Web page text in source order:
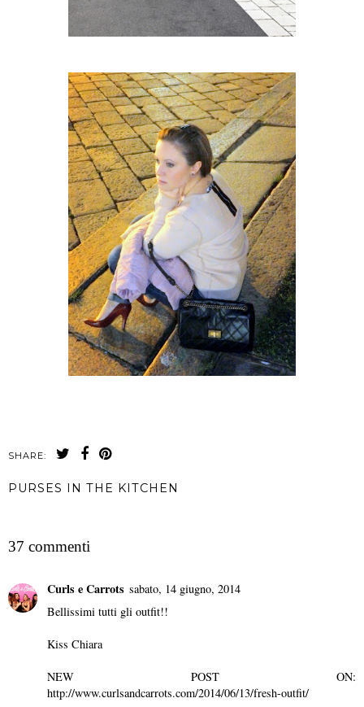
SHARE:
PURSES IN THE KITCHEN
37 commenti
Curls e Carrots sabato, 14 giugno, 2014
Bellissimi tutti gli outfit!!
Kiss Chiara
NEW POST ON:
http://www.curlsandcarrots.com/2014/06/13/fresh-outfit/